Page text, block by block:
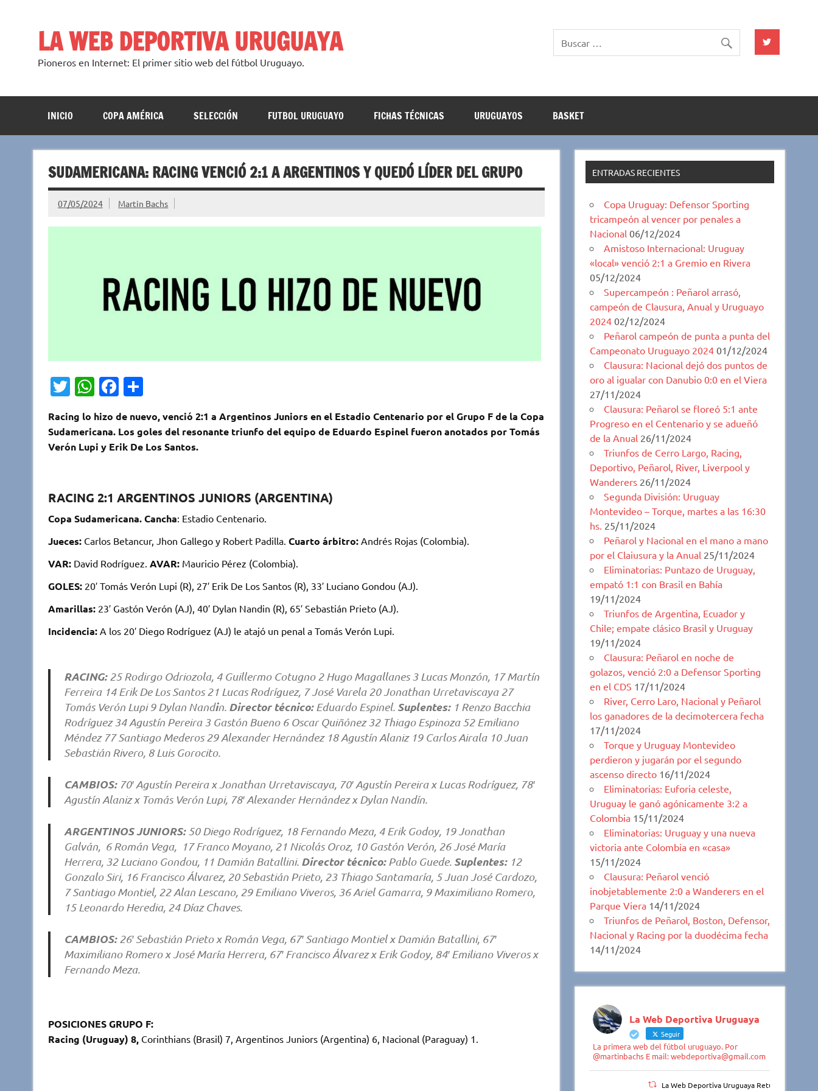
LA WEB DEPORTIVA URUGUAYA
Pioneros en Internet: El primer sitio web del fútbol Uruguayo.
INICIO COPA AMÉRICA SELECCIÓN FUTBOL URUGUAYO FICHAS TÉCNICAS URUGUAYOS BASKET
SUDAMERICANA: RACING VENCIÓ 2:1 A ARGENTINOS Y QUEDÓ LÍDER DEL GRUPO
07/05/2024 Martin Bachs
T
it
te
W
at
s
p
Fa
e
b
k
C
m
p
r
Racing lo hizo de nuevo, venció 2:1 a Argentinos Juniors en el Estadio Centenario por el Grupo F de la Copa
Sudamericana. Los goles del resonante triunfo del equipo de Eduardo Espinel fueron anotados por Tomás
Verón Lupi y Erik De Los Santos.
RACING 2:1 ARGENTINOS JUNIORS (ARGENTINA)
Copa Sudamericana. Cancha: Estadio Centenario.
Jueces:Carlos Betancur, Jhon Gallego y Robert Padilla. Cuarto árbitro:Andrés Rojas (Colombia).
VAR:David Rodríguez. AVAR:Mauricio Pérez (Colombia).
GOLES:20′ Tomás Verón Lupi (R), 27′ Erik De Los Santos (R), 33′ Luciano Gondou (AJ).
Amarillas:23′ Gastón Verón (AJ), 40′ Dylan Nandin (R), 65′ Sebastián Prieto (AJ).
Incidencia:A los 20′ Diego Rodríguez (AJ) le atajó un penal a Tomás Verón Lupi.
RACING:25 Rodirgo Odriozola, 4 Guillermo Cotugno 2 Hugo Magallanes 3 Lucas Monzón, 17 Martín
Ferreira 14 Erik De Los Santos 21 Lucas Rodríguez, 7 José Varela 20 Jonathan Urretaviscaya 27
Tomás Verón Lupi 9 Dylan Nandin. Director técnico:Eduardo Espinel. Suplentes:1 Renzo Bacchia
Rodríguez 34 Agustín Pereira 3 Gastón Bueno 6 Oscar Quiñónez 32 Thiago Espinoza 52 Emiliano
Méndez 77 Santiago Mederos 29 Alexander Hernández 18 Agustín Alaniz 19 Carlos Airala 10 Juan
Sebastián Rivero, 8 Luis Gorocito.
CAMBIOS: 70′ Agustín Pereira x Jonathan Urretaviscaya, 70′ Agustín Pereira x Lucas Rodríguez, 78′
Agustín Alaniz x Tomás Verón Lupi, 78′ Alexander Hernández x Dylan Nandín.
ARGENTINOS JUNIORS:50 Diego Rodríguez, 18 Fernando Meza, 4 Erik Godoy, 19 Jonathan
Galván, 6 Román Vega, 17 Franco Moyano, 21 Nicolás Oroz, 10 Gastón Verón, 26 José María
Herrera, 32 Luciano Gondou, 11 Damián Batallini. Director técnico:Pablo Guede. Suplentes:12
Gonzalo Siri, 16 Francisco Álvarez, 20 Sebastián Prieto, 23 Thiago Santamaría, 5 Juan José Cardozo,
7 Santiago Montiel, 22 Alan Lescano, 29 Emiliano Viveros, 36 Ariel Gamarra, 9 Maximiliano Romero,
15 Leonardo Heredia, 24 Díaz Chaves.
CAMBIOS: 26′ Sebastián Prieto x Román Vega, 67′ Santiago Montiel x Damián Batallini, 67′
Maximiliano Romero x José María Herrera, 67′ Francisco Álvarez x Erik Godoy, 84′ Emiliano Viveros x
Fernando Meza.
POSICIONES GRUPO F:
Racing (Uruguay) 8,Corinthians (Brasil) 7, Argentinos Juniors (Argentina) 6, Nacional (Paraguay) 1.
ENTRADAS RECIENTES
Copa Uruguay: Defensor Sporting
tricampeón al vencer por penales a
Nacional 06/12/2024
Amistoso Internacional: Uruguay
«local» venció 2:1 a Gremio en Rivera
05/12/2024
Supercampeón : Peñarol arrasó,
campeón de Clausura, Anual y Uruguayo
2024 02/12/2024
Peñarol campeón de punta a punta del
Campeonato Uruguayo 2024 01/12/2024
Clausura: Nacional dejó dos puntos de
oro al igualar con Danubio 0:0 en el Viera
27/11/2024
Clausura: Peñarol se floreó 5:1 ante
Progreso en el Centenario y se adueñó
de la Anual 26/11/2024
Triunfos de Cerro Largo, Racing,
Deportivo, Peñarol, River, Liverpool y
Wanderers 26/11/2024
Segunda División: Uruguay
Montevideo – Torque, martes a las 16:30
hs. 25/11/2024
Peñarol y Nacional en el mano a mano
por el Claiusura y la Anual 25/11/2024
Eliminatorias: Puntazo de Uruguay,
empató 1:1 con Brasil en Bahía
19/11/2024
Triunfos de Argentina, Ecuador y
Chile; empate clásico Brasil y Uruguay
19/11/2024
Clausura: Peñarol en noche de
golazos, venció 2:0 a Defensor Sporting
en el CDS 17/11/2024
River, Cerro Laro, Nacional y Peñarol
los ganadores de la decimotercera fecha
17/11/2024
Torque y Uruguay Montevideo
perdieron y jugarán por el segundo
ascenso directo 16/11/2024
Eliminatorias: Euforia celeste,
Uruguay le ganó agónicamente 3:2 a
Colombia 15/11/2024
Eliminatorias: Uruguay y una nueva
victoria ante Colombia en «casa»
15/11/2024
Clausura: Peñarol venció
inobjetablemente 2:0 a Wanderers en el
Parque Viera 14/11/2024
Triunfos de Peñarol, Boston, Defensor,
Nacional y Racing por la duodécima fecha
14/11/2024
La Web Deportiva Uruguaya
Seguir
La primera web del fútbol uruguayo. Por
@martinbachs E mail: webdeportiva@gmail.com
La Web Deportiva Uruguaya Retuiteado